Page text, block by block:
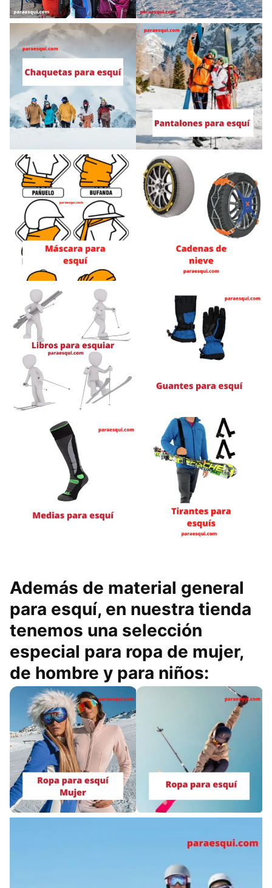
Además de material general
para esquí, en nuestra tienda
tenemos una selección
especial para ropa de mujer,
de hombre y para niños: